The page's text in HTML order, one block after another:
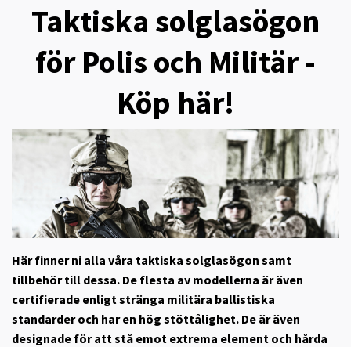
Taktiska solglasögon
för Polis och Militär -
Köp här!
Här finner ni alla våra taktiska solglasögon samt
tillbehör till dessa. De flesta av modellerna är även
certifierade enligt stränga militära ballistiska
standarder och har en hög stöttålighet. De är även
designade för att stå emot extrema element och hårda